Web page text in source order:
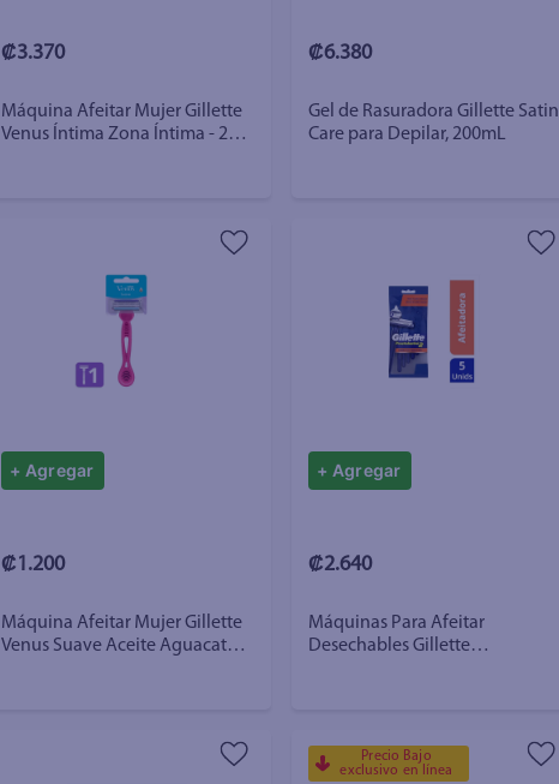
₡3.370
Máquina Afeitar Mujer Gillette
Venus Íntima Zona Íntima - 2
₡6.380
Gel de Rasuradora Gillette Satin
Care para Depilar, 200mL
+ Agregar
₡1.200
Máquina Afeitar Mujer Gillette
Venus Suave Aceite Aguacate 3
+ Agregar
₡2.640
Máquinas Para Afeitar
Desechables Gillette
Precio Bajo
exclusivo en línea